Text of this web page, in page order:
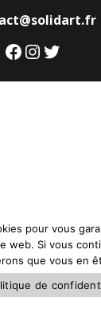
Facebook
Instagram
Twitter
pour vous
web. Si vous
que vous en
de